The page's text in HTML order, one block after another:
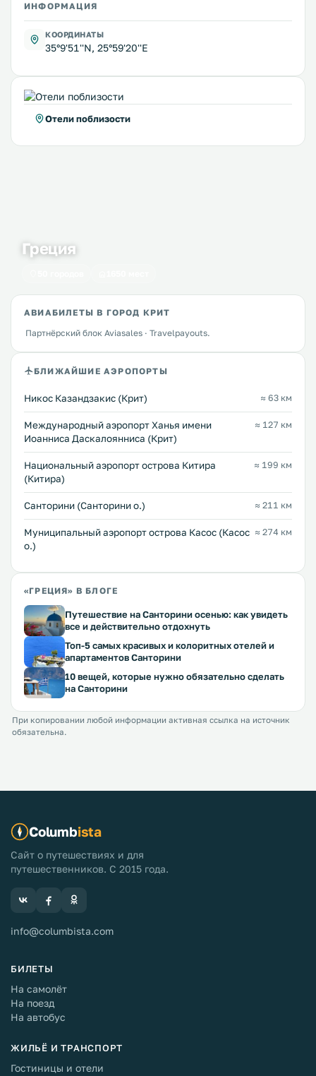
ИНФОРМАЦИЯ
КООРДИНАТЫ
35°9'51''N, 25°59'20''E
Отели поблизости
Греция
АВИАБИЛЕТЫ В ГОРОД КРИТ
Партнёрский блок Aviasales · Travelpayouts.
БЛИЖАЙШИЕ АЭРОПОРТЫ
Никос Казандзакис (Крит) ≈ 63 км
Международный аэропорт Ханья имени
Иоанниса Даскалоянниса (Крит)
≈ 127 км
Национальный аэропорт острова Китира
(Китира)
≈ 199 км
Санторини (Санторини о.) ≈ 211 км
Муниципальный аэропорт острова Касос (Касос
о.)
≈ 274 км
«ГРЕЦИЯ» В БЛОГЕ
Путешествие на Санторини осенью: как увидеть
все и действительно отдохнуть
Топ-5 самых красивых и колоритных отелей и
апартаментов Санторини
10 вещей, которые нужно обязательно сделать
на Санторини
При копировании любой информации активная ссылка на источник
обязательна.
Columbista
Сайт о путешествиях и для
путешественников. С 2015 года.
info@columbista.com
БИЛЕТЫ
На самолёт
На поезд
На автобус
ЖИЛЬЁ И ТРАНСПОРТ
Гостиницы и отели